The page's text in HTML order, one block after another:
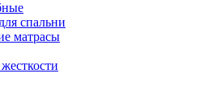
спальни
матрасы